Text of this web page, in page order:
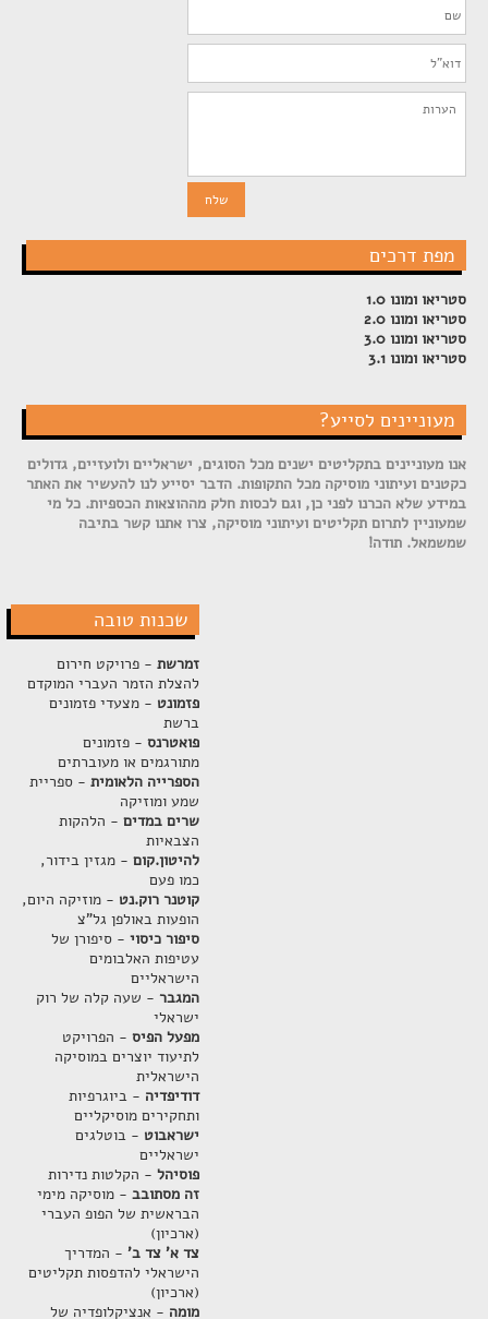
מפת דרכים
סטריאו ומונו 1.0
סטריאו ומונו 2.0
סטריאו ומונו 3.0
סטריאו ומונו 3.1
מעוניינים לסייע?
אנו מעוניינים בתקליטים ישנים מכל הסוגים, ישראליים ולועזיים, גדולים
כקטנים ועיתוני מוסיקה מכל התקופות. הדבר יסייע לנו להעשיר את האתר
במידע שלא הכרנו לפני כן, וגם לכסות חלק מההוצאות הכספיות. כל מי
שמעוניין לתרום תקליטים ועיתוני מוסיקה, צרו אתנו קשר בתיבה
שמשמאל. תודה!
שכנות טובה
זמרשת- פרויקט חירום
להצלת הזמר העברי המוקדם
פזמונט - מצעדי פזמונים
ברשת
פואטרנס- פזמונים
מתורגמים או מעוברתים
הספרייה הלאומית- ספריית
שמע ומוזיקה
שרים במדים- הלהקות
הצבאיות
להיטון.קום- מגזין בידור,
כמו פעם
קוטנר רוק.נט - מוזיקה היום,
הופעות באולפן גל"צ
סיפור כיסוי- סיפורן של
עטיפות האלבומים
הישראליים
המגבר- שעה קלה של רוק
ישראלי
מפעל הפיס- הפרויקט
לתיעוד יוצרים במוסיקה
הישראלית
דודיפדיה - ביוגרפיות
ותחקירים מוסיקליים
ישראבוט - בוטלגים
ישראליים
פוסיהל- הקלטות נדירות
זה מסתובב- מוסיקה מימי
הבראשית של הפופ העברי
(ארכיון)
צד א' צד ב'- המדריך
הישראלי להדפסות תקליטים
(ארכיון)
מומה - אנציקלופדיה של